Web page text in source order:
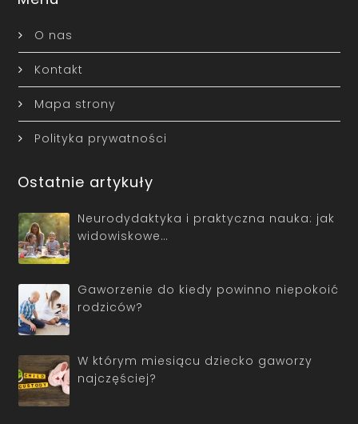
O nas
Kontakt
Mapa strony
Polityka prywatności
Ostatnie artykuły
Neurodydaktyka i praktyczna nauka: jak
widowiskowe…
Gaworzenie do kiedy powinno niepokoić
rodziców?
W którym miesiącu dziecko gaworzy
najczęściej?